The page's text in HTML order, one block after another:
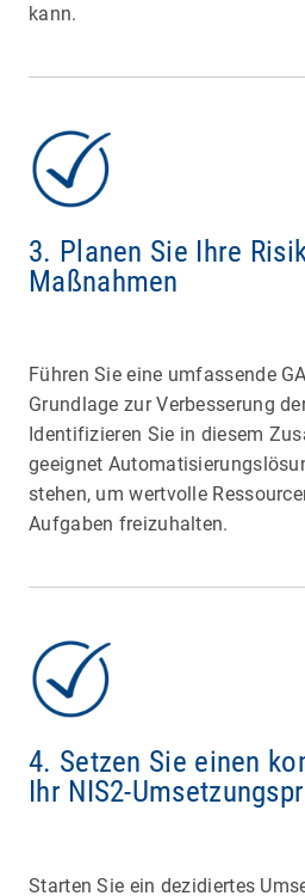
kann.
3. Planen Sie Ihre
Maßnahmen
Führen Sie eine umfassende
Grundlage zur Verbesserung
Identifizieren Sie in diesem
geeignet
stehen, um wertvolle
Aufgaben freizuhalten.
4. Setzen Sie einen
Ihr NIS2-
Starten Sie ein dezidiertes